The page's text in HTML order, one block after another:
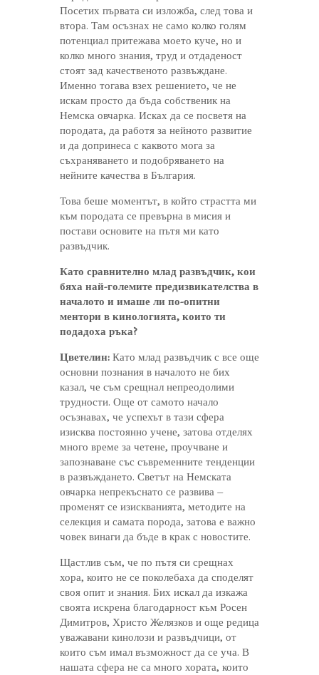
Посетих първата си изложба, след това и
втора. Там осъзнах не само колко голям
потенциал притежава моето куче, но и
колко много знания, труд и отдаденост
стоят зад качественото развъждане.
Именно тогава взех решението, че не
искам просто да бъда собственик на
Немска овчарка. Исках да се посветя на
породата, да работя за нейното развитие
и да допринеса с каквото мога за
съхраняването и подобряването на
нейните качества в България.
Това беше моментът, в който страстта ми
към породата се превърна в мисия и
постави основите на пътя ми като
развъдчик.
Като сравнително млад развъдчик, кои
бяха най-големите предизвикателства в
началото и имаше ли по-опитни
ментори в кинологията, които ти
подадоха ръка?
Цветелин: Като млад развъдчик с все още
основни познания в началото не бих
казал, че съм срещнал непреодолими
трудности. Още от самото начало
осъзнавах, че успехът в тази сфера
изисква постоянно учене, затова отделях
много време за четене, проучване и
запознаване със съвременните тенденции
в развъждането. Светът на Немската
овчарка непрекъснато се развива –
променят се изискванията, методите на
селекция и самата порода, затова е важно
човек винаги да бъде в крак с новостите.
Щастлив съм, че по пътя си срещнах
хора, които не се поколебаха да споделят
своя опит и знания. Бих искал да изкажа
своята искрена благодарност към Росен
Димитров, Христо Желязков и още редица
уважавани кинолози и развъдчици, от
които съм имал възможност да се уча. В
нашата сфера не са много хората, които